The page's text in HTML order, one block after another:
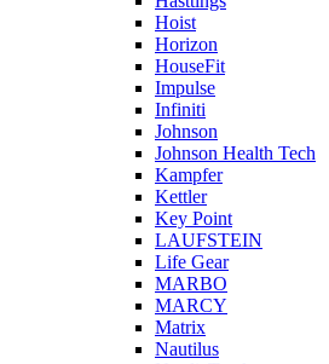
Hoist
Horizon
HouseFit
Impulse
Infiniti
Johnson
Johnson Health Tech
Kampfer
Kettler
Key Point
LAUFSTEIN
Life Gear
MARBO
MARCY
Matrix
Nautilus